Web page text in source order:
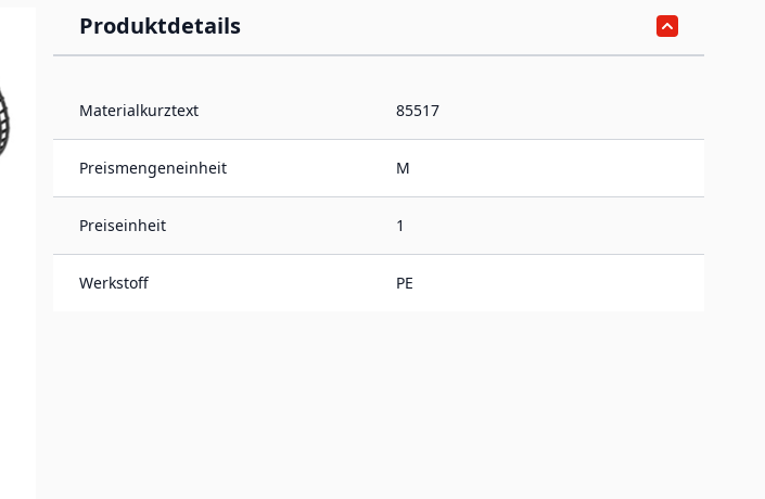
Produktdetails
Materialkurztext 85517
Preismengeneinheit M
Preiseinheit 1
Werkstoff PE